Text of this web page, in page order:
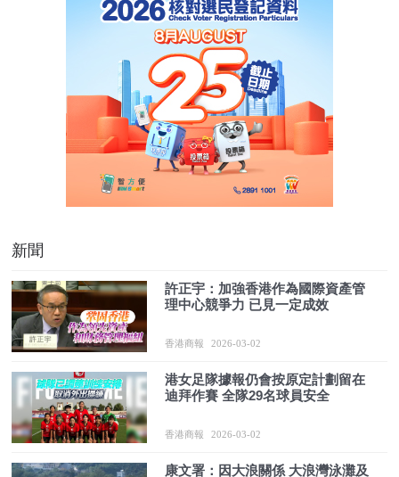
新聞
許正宇：加強香港作為國際資產管
理中心競爭力 已見一定成效
香港商報 2026-03-02
港女足隊據報仍會按原定計劃留在
迪拜作賽 全隊29名球員安全
香港商報 2026-03-02
康文署：因大浪關係 大浪灣泳灘及